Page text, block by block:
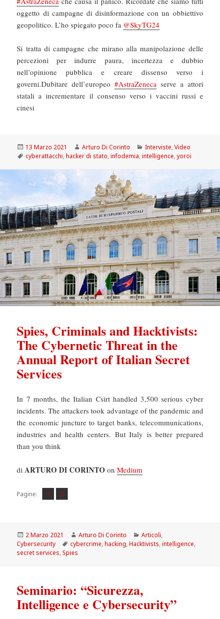
oggetto di campagne di disinformazione con un obbiettivo
geopolitico. L’ho spiegato poco fa @SkyTG24
Si tratta di campagne che mirano alla manipolazione delle
percezioni per indurre paura, incertezza e dubbio
nell’opinione pubblica e creare dissenso verso i
governi.Dubitare dell’europeo#AstraZeneca serve a attori
statali a incrementare il consenso verso i vaccini russi e
cinesi
Scritto
il
13 Marzo 2021 Autore
Arturo Di Corinto Categorie
Interviste,Video
Tag
cyberattacchi,hacker di stato,infodemia,intelligence,yoroi
Spies, Criminals and Hacktivists:
The Cybernetic Threat in the
Annual Report of Italian Secret
Services
In 7 months, the Italian Csirt handled 3,500 serious cyber
incidents. The attackers took advantage of the pandemic and
the economic juncture to target banks, telecommunications,
industries and health centers. But Italy is better prepared
than you think
di ARTURO DI CORINTO onMedium
Pagine: Pagina
1 ,
Pagina
2
Scritto
il
2 Marzo 2021 Autore
Arturo Di Corinto Categorie
Articoli,
Cybersecurity
Tag
cybercrime,hacking,Hacktivists,intelligence,
secret services,Spies
Seminario: “Sicurezza,
Intelligence e Cybersecurity”